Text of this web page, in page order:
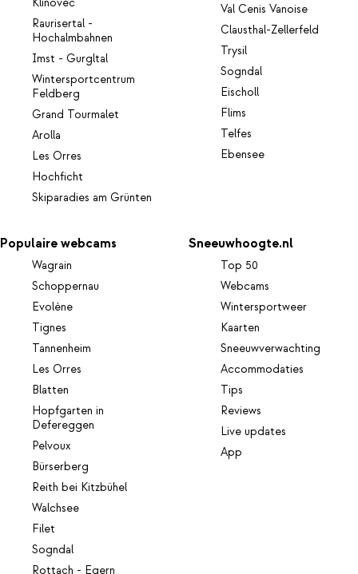
Klínovec
Raurisertal -
Hochalmbahnen
Imst - Gurgltal
Wintersportcentrum
Feldberg
Grand Tourmalet
Arolla
Les Orres
Hochficht
Skiparadies am Grünten
Val Cenis Vanoise
Clausthal-Zellerfeld
Trysil
Sogndal
Eischoll
Flims
Telfes
Ebensee
Populaire webcams
Wagrain
Schoppernau
Evolène
Tignes
Tannenheim
Les Orres
Blatten
Hopfgarten in
Defereggen
Pelvoux
Bürserberg
Reith bei Kitzbühel
Walchsee
Filet
Sogndal
Rottach - Egern
Sneeuwhoogte.nl
Top 50
Webcams
Wintersportweer
Kaarten
Sneeuwverwachting
Accommodaties
Tips
Reviews
Live updates
App